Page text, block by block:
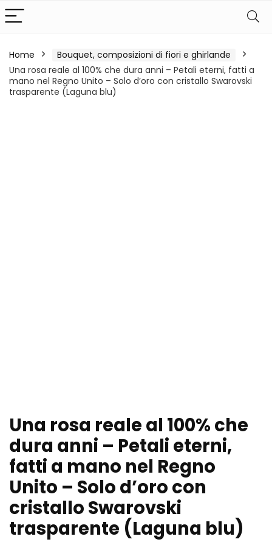
Home
Bouquet, composizioni di fiori e ghirlande
Una rosa reale al 100% che dura anni – Petali eterni, fatti a
mano nel Regno Unito – Solo d’oro con cristallo Swarovski
trasparente (Laguna blu)
Una rosa reale al 100% che
dura anni – Petali eterni,
fatti a mano nel Regno
Unito – Solo d’oro con
cristallo Swarovski
trasparente (Laguna blu)